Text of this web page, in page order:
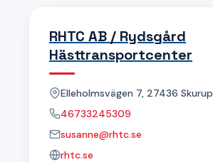
RHTC AB / Rydsgård
Hästtransportcenter
Elleholmsvägen 7, 27436 Skurup
46733245309
susanne@rhtc.se
rhtc.se